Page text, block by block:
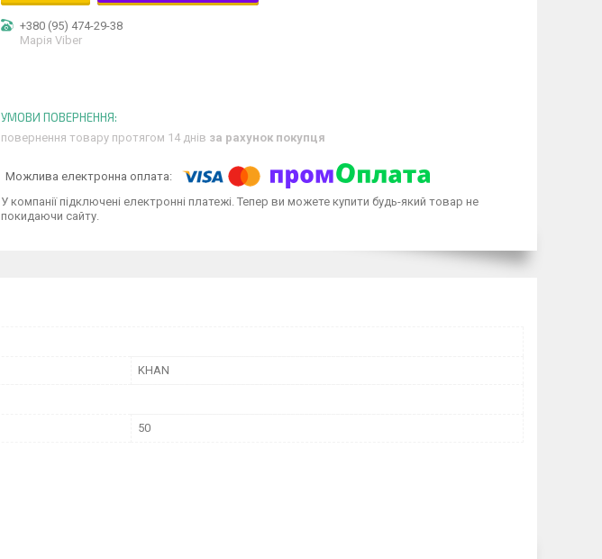
+380 (95) 474-29-38
Марія Viber
повернення товару протягом 14 днів за рахунок покупця
У компанії підключені електронні платежі. Тепер ви можете купити будь-який товар не
покидаючи сайту.
KHAN
50